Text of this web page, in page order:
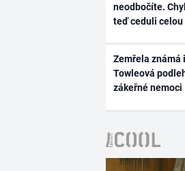
neodbočíte.
teď ceduli
Zemřela známá
Towleová
zákeřné nemoci